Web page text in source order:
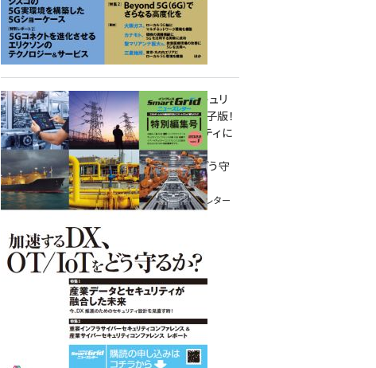
重要インフラサイバーセキュリ
ティコンファレンス特別電子版！
― 産業サイバーセキュリティに
関わる全ての方へ！ ―
加速するDX、OT/IoTをどう守
るか？
インプレス SmartGridニューズレター